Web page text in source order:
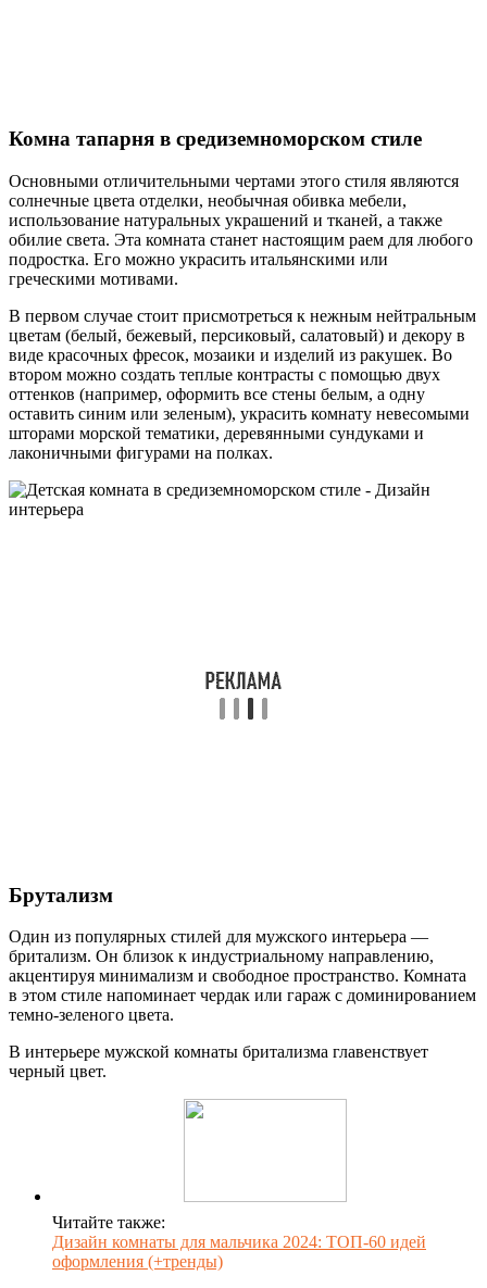
Комна тапарня в средиземноморском стиле
Основными отличительными чертами этого стиля являются
солнечные цвета отделки, необычная обивка мебели,
использование натуральных украшений и тканей, а также
обилие света. Эта комната станет настоящим раем для любого
подростка. Его можно украсить итальянскими или
греческими мотивами.
В первом случае стоит присмотреться к нежным нейтральным
цветам (белый, бежевый, персиковый, салатовый) и декору в
виде красочных фресок, мозаики и изделий из ракушек. Во
втором можно создать теплые контрасты с помощью двух
оттенков (например, оформить все стены белым, а одну
оставить синим или зеленым), украсить комнату невесомыми
шторами морской тематики, деревянными сундуками и
лаконичными фигурами на полках.
Бpyтaлизм
Один из популярных стилей для мужского интерьера —
бритализм. Он близок к индустриальному направлению,
акцентируя минимализм и свободное пространство. Комната
в этом стиле напоминает чердак или гараж с доминированием
темно-зеленого цвета.
В интерьере мужской комнаты бритализма главенствует
черный цвет.
Читайте также:
Дизайн комнаты для мальчика 2024: ТОП-60 идей
оформления (+тренды)